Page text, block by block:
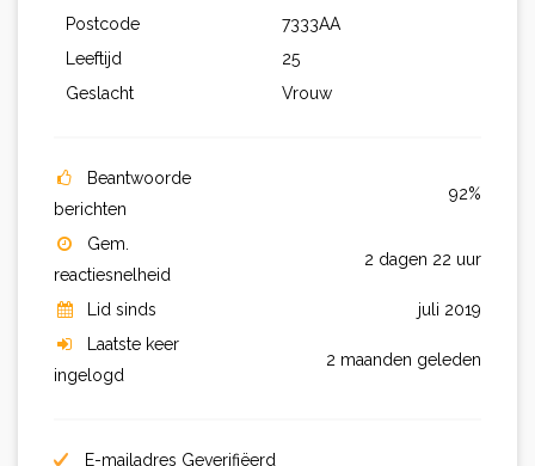
Postcode
7333AA
Leeftijd
25
Geslacht
Vrouw
Beantwoorde
berichten
92%
Gem.
reactiesnelheid
2 dagen 22 uur
Lid sinds
juli 2019
Laatste keer
ingelogd
2 maanden geleden
E-mailadres Geverifiëerd